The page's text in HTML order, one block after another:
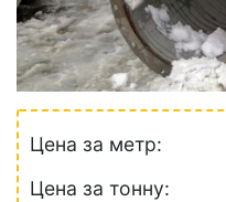
Цена за метр:
Цена за тонну: